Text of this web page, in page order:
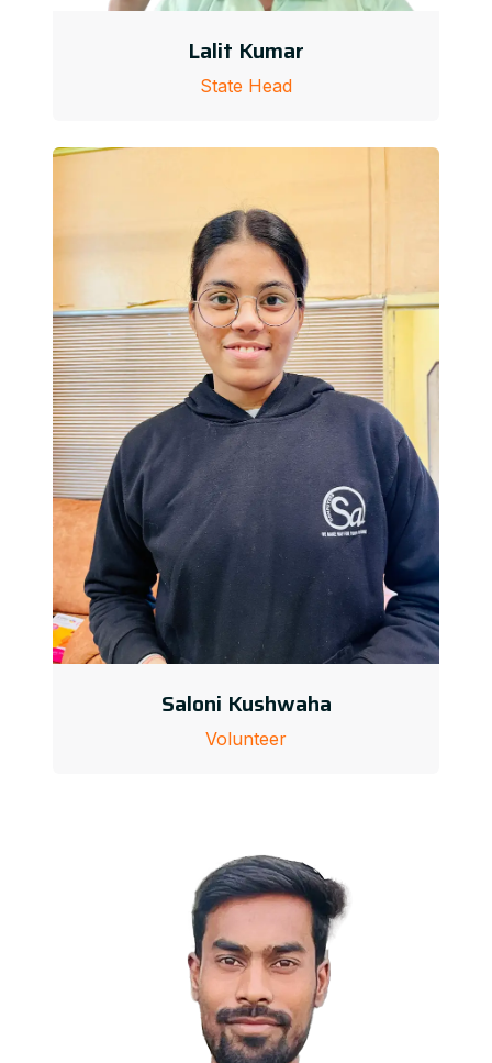
Lalit Kumar
State Head
Saloni Kushwaha
Volunteer